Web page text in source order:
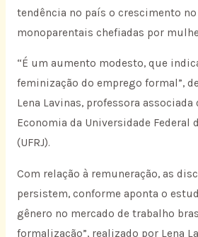
tendência no país o crescimento
monoparentais chefiadas por
“É um aumento modesto, que
feminização do emprego formal”,
Lena Lavinas, professora
Economia da Universidade Federal
(UFRJ).
Com relação à remuneração, as
persistem, conforme aponta o
gênero no mercado de trabalho
formalização”, realizado por Lena